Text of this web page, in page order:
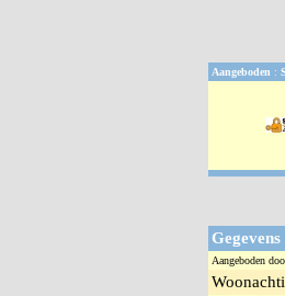
Aangeboden :
Aangeboden